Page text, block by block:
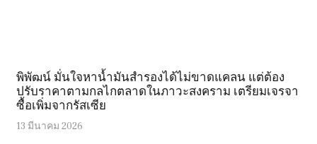
พิพัฒน์ มั่นใจหาน้ำมันสำรองได้ไม่ขาดแคลน แต่ต้อง
ปรับราคาตามกลไกตลาดในภาวะสงคราม เตรียมเจรจา
ซื้อเพิ่มจากรัสเซีย
13 มีนาคม 2026